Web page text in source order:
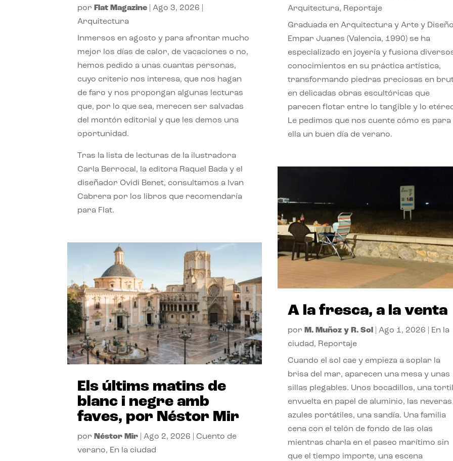
por Flat Magazine |Ago 3, 2026
Arquitectura
Inmersos en agosto y para afrontar mucho
mejor los días de calor, de vacaciones o no,
hemos pedido a unas cuantas personas,
cuyo criterio nos interesa, que nos hagan
de faro y nos propongan algunas lecturas
que, por lo que sea, merecen ser salvadas
del montón editorial y que les demos una
oportunidad.
Tras la lista de lecturas de la ilustradora
Carla Berrocal, la editora Raquel Bada y el
diseñador Ovidi Benet, consultamos a Ivan
Cabrera por los libros que recomendaría
para Flat.
Els últims matins de
blanc i negre amb
faves, por Néstor Mir
por Néstor Mir |Ago 2, 2026 |Cuento de
verano, En la ciudad
Arquitectura, Reportaje
Graduada en Arquitectura y Arte y
Empar Juanes (Valencia, 1990) se ha
especializado en joyería y fusiona
conocimientos en su práctica artística,
transformando piedras preciosas en
en delicadas obras escultóricas que
parecen flotar entre lo tangible y lo
Le pedimos que nos cuente cómo es para
ella un buen día de verano.
A la fresca, a la venta
por M. Muñoz y R. Sol Ago 1, 2026
En la
ciudad, Reportaje
Cuando el sol cae y empieza a soplar la
brisa del mar, aparecen una mesa y unas
sillas plegables. Unos bocadillos, una
envuelta en papel de aluminio, las neveras
azules portátiles, una sandía. Una familia
cena con el telón de fondo de las olas
mientras charla en el paseo marítimo sin
que el tiempo importe, una escena